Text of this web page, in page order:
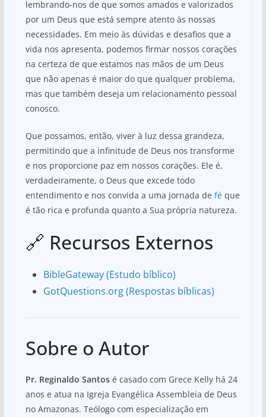
lembrando-nos de que somos amados e valorizados
por um Deus que está sempre atento às nossas
necessidades. Em meio às dúvidas e desafios que a
vida nos apresenta, podemos firmar nossos corações
na certeza de que estamos nas mãos de um Deus
que não apenas é maior do que qualquer problema,
mas que também deseja um relacionamento pessoal
conosco.
Que possamos, então, viver à luz dessa grandeza,
permitindo que a infinitude de Deus nos transforme
e nos proporcione paz em nossos corações. Ele é,
verdadeiramente, o Deus que excede todo
entendimento e nos convida a uma jornada de féque
é tão rica e profunda quanto a Sua própria natureza.
🔗 Recursos Externos
BibleGateway (Estudo bíblico)
GotQuestions.org (Respostas bíblicas)
Sobre o Autor
Pr. Reginaldo Santosé casado com Grece Kelly há 24
anos e atua na Igreja Evangélica Assembleia de Deus
no Amazonas. Teólogo com especialização em